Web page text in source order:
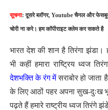
सूचना: दूसरे ब्लॉगर, Youtube चैनल और फेसबुक
चोरी ना करे। हम कॉपीराइट क्लेम कर सकते है
भारत देश की शान है तिरंगा झंडा।
भी कहीं हमारा राष्ट्रिय ध्वज
देशभक्ति के रंग में सराबोर हो जाता
के लिए आठों पहर अपना सुख-दुःख
पढ़ते हैं हमारे राष्ट्रीय ध्वज तिरंगे